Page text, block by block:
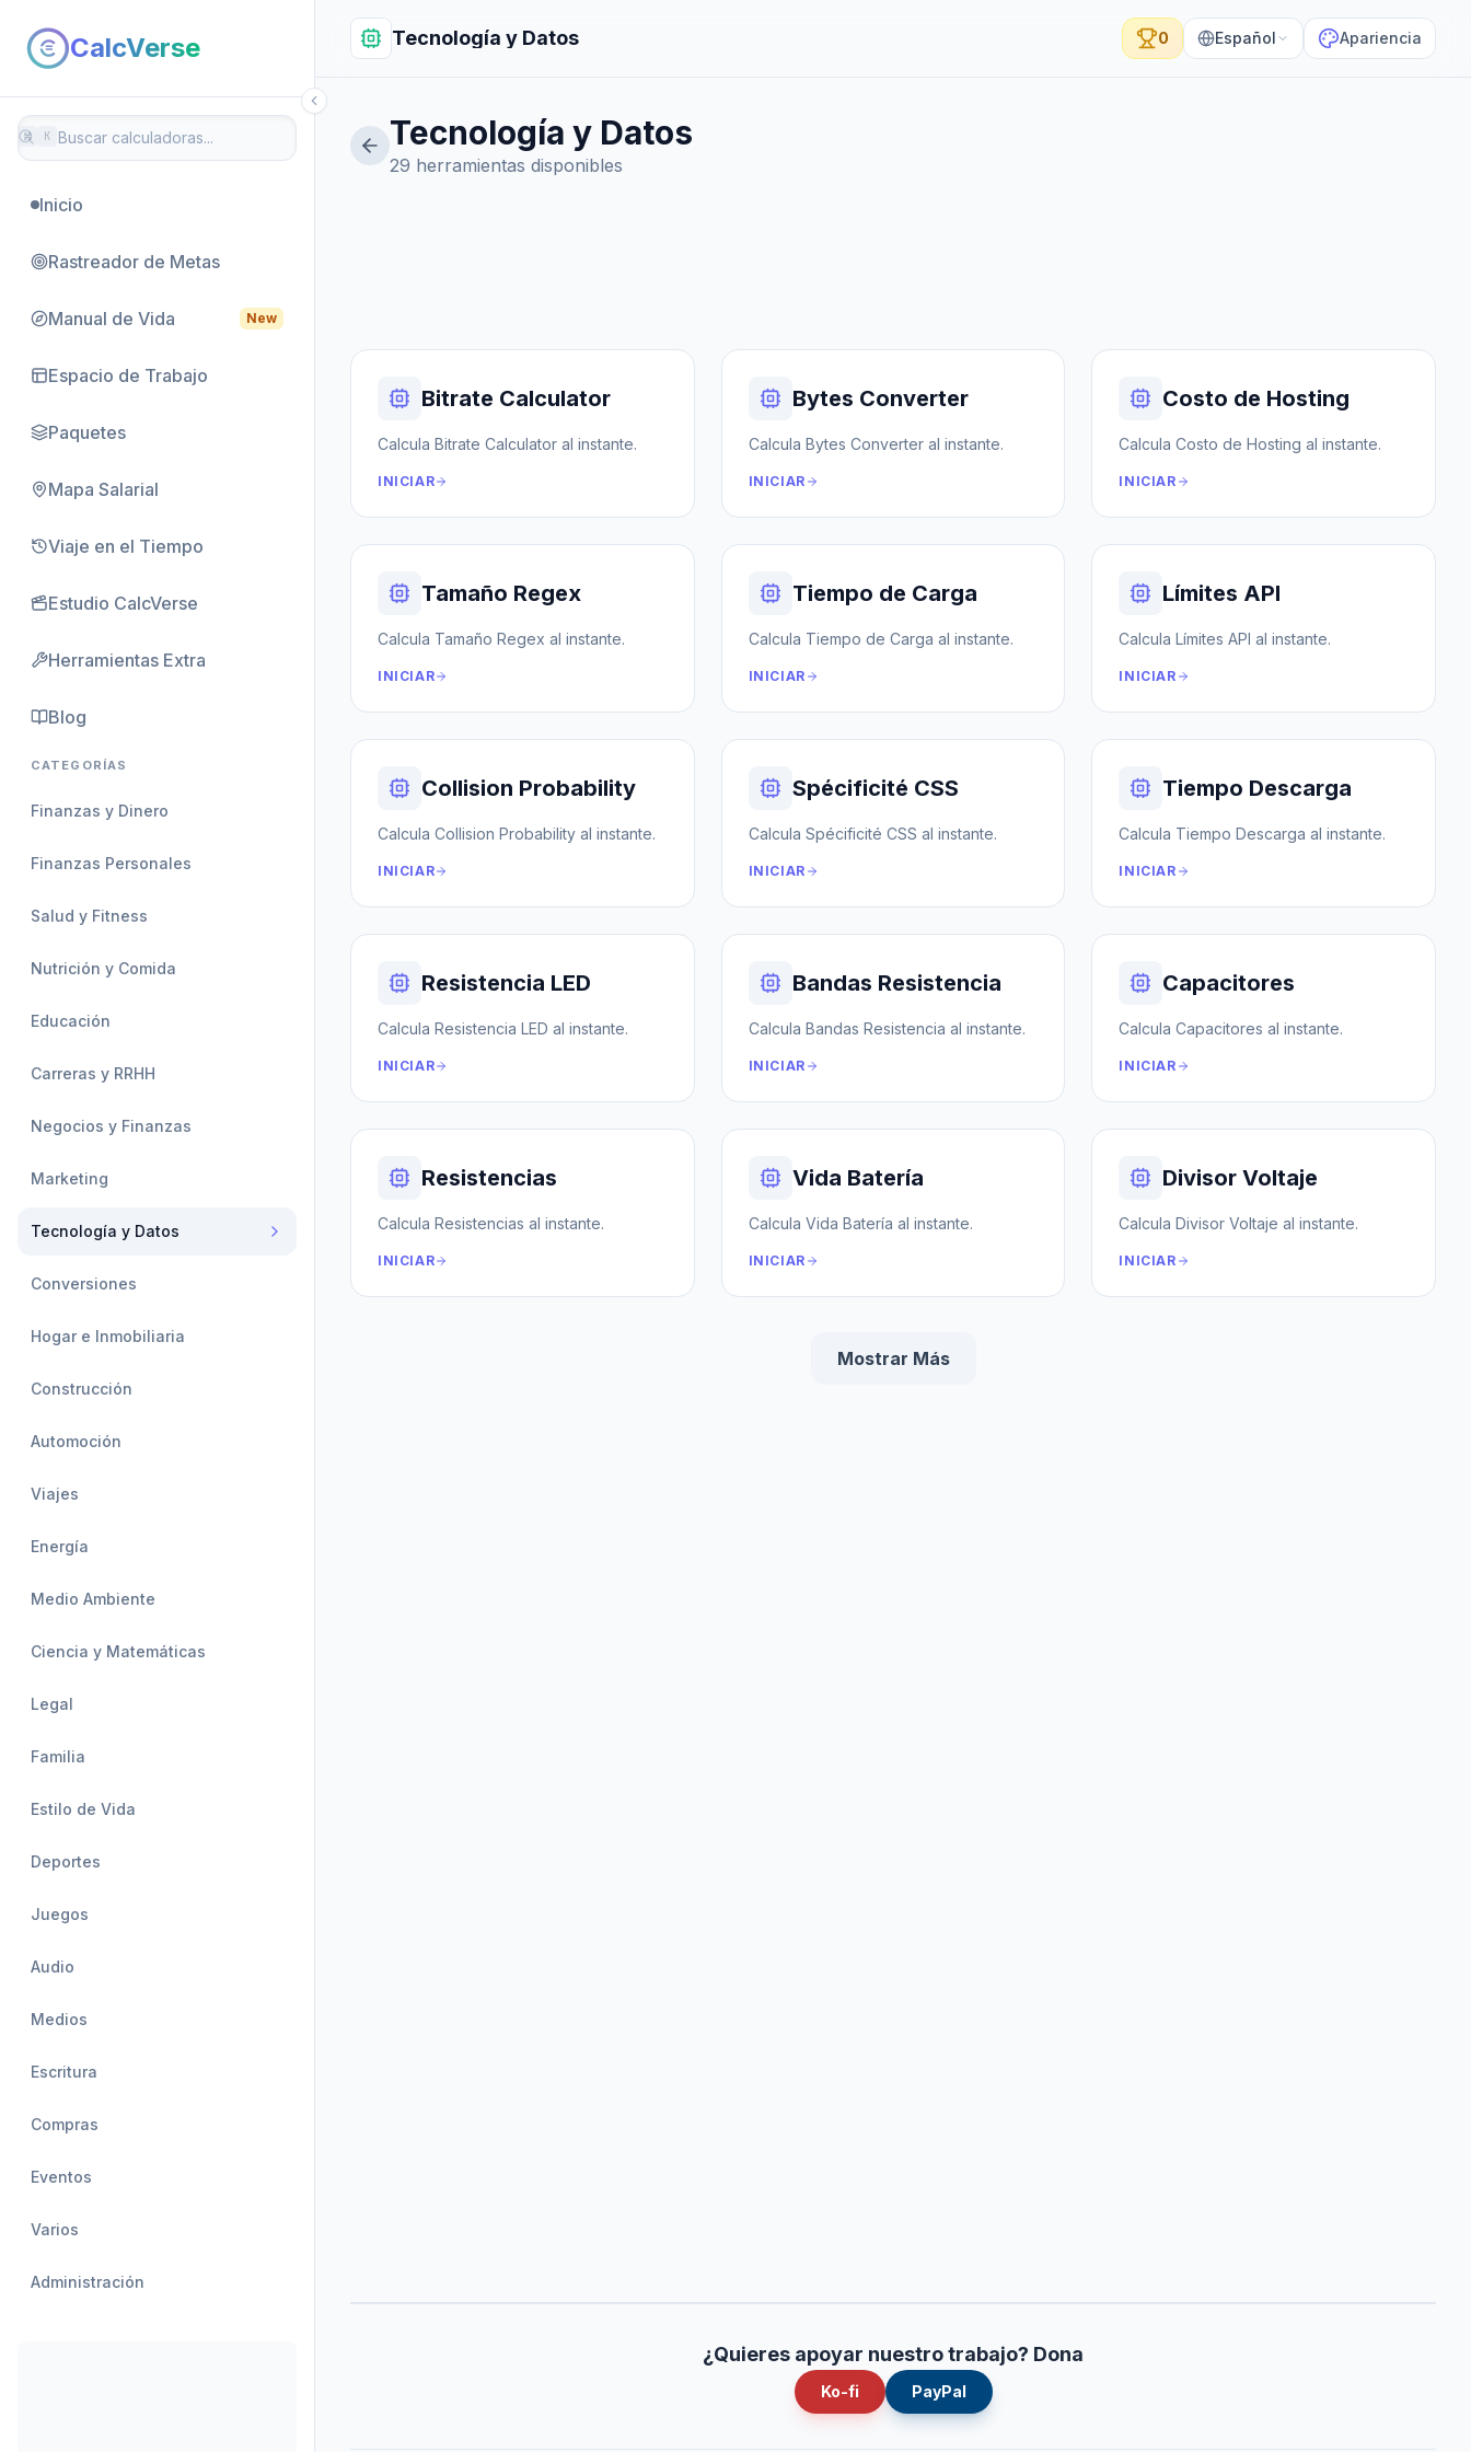
CalcVerse
⌘ K
Inicio
Rastreador de Metas
Manual de Vida New
Espacio de Trabajo
Paquetes
Mapa Salarial
Viaje en el Tiempo
Estudio CalcVerse
Herramientas Extra
Blog
CATEGORÍAS
Finanzas y Dinero
Finanzas Personales
Salud y Fitness
Nutrición y Comida
Educación
Carreras y RRHH
Negocios y Finanzas
Marketing
Tecnología y Datos
Conversiones
Hogar e Inmobiliaria
Construcción
Automoción
Viajes
Energía
Medio Ambiente
Ciencia y Matemáticas
Legal
Familia
Estilo de Vida
Deportes
Juegos
Audio
Medios
Escritura
Compras
Eventos
Varios
Administración
Tecnología y Datos 0 Español Apariencia
Tecnología y Datos
29 herramientas disponibles
Bitrate Calculator
Calcula Bitrate Calculator al instante.
INICIAR
Bytes Converter
Calcula Bytes Converter al instante.
INICIAR
Costo de Hosting
Calcula Costo de Hosting al instante.
INICIAR
Tamaño Regex
Calcula Tamaño Regex al instante.
INICIAR
Tiempo de Carga
Calcula Tiempo de Carga al instante.
INICIAR
Límites API
Calcula Límites API al instante.
INICIAR
Collision Probability
Calcula Collision Probability al instante.
INICIAR
Spécificité CSS
Calcula Spécificité CSS al instante.
INICIAR
Tiempo Descarga
Calcula Tiempo Descarga al instante.
INICIAR
Resistencia LED
Calcula Resistencia LED al instante.
INICIAR
Bandas Resistencia
Calcula Bandas Resistencia al instante.
INICIAR
Capacitores
Calcula Capacitores al instante.
INICIAR
Resistencias
Calcula Resistencias al instante.
INICIAR
Vida Batería
Calcula Vida Batería al instante.
INICIAR
Divisor Voltaje
Calcula Divisor Voltaje al instante.
INICIAR
Mostrar Más
¿Quieres apoyar nuestro trabajo? Dona
Ko-fi PayPal